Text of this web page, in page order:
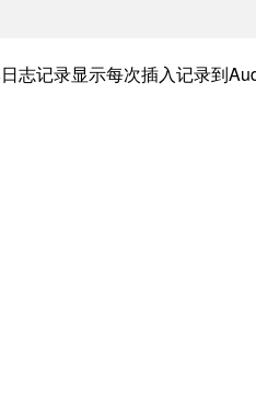
志记录显示每次插入记录到